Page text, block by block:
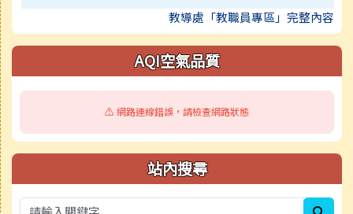
教導處「教職員專區」完整內容
AQI空氣品質
⚠️ 網路連線錯誤，請檢查網路狀態
站內搜尋